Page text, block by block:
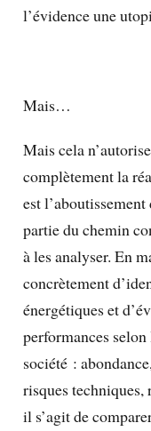
l’évidence une
Mais…
Mais cela
complètement la
est
partie du chemin
à les analyser. En
concrètement
énergétiques et
performances
société :
risques
il s’agit de